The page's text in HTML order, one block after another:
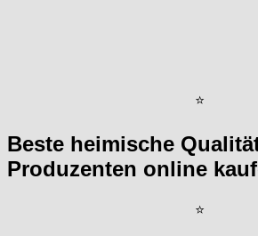
⭐
Beste heimische
Produzenten online
⭐